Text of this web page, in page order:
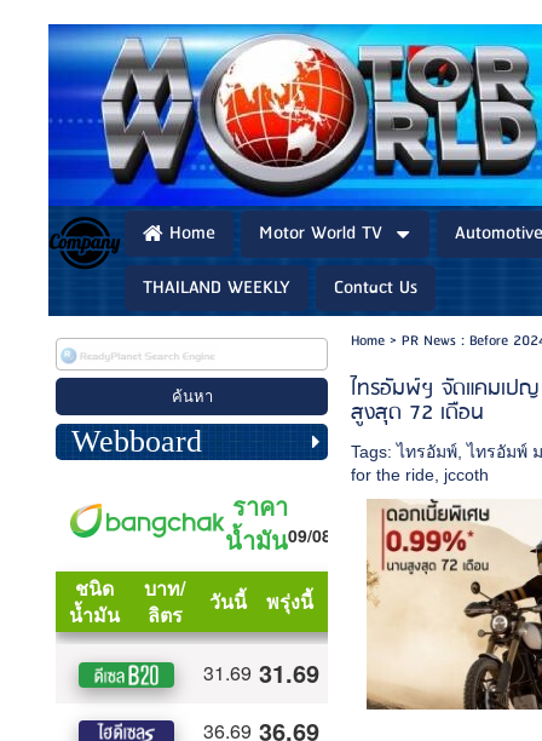
Home Motor World TV
THAILAND WEEKLY
Contact Us
Webboard
Home> PR News : Before
ไทรอัมพ์ฯ จัดแคมเปญ
สูงสุด 72 เดือน
Tags:ไทรอัมพ์ ,ไทรอัมพ์
for the ride jccoth